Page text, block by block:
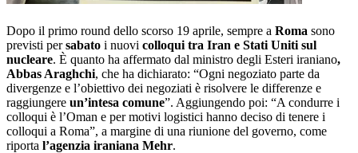
Dopo il primo round dello scorso 19 aprile, sempre a Roma sono
previsti persabato i nuovi colloqui tra Iran e Stati Uniti sul
nucleare. È quanto ha affermato dal ministro degli Esteri iraniano,
Abbas Araghchi, che ha dichiarato: “Ogni negoziato parte da
divergenze e l’obiettivo dei negoziati è risolvere le differenze e
raggiungere un’intesa comune”. Aggiungendo poi: “A condurre i
colloqui è l’Oman e per motivi logistici hanno deciso di tenere i
colloqui a Roma”, a margine di una riunione del governo, come
riporta l’agenzia iraniana Mehr.